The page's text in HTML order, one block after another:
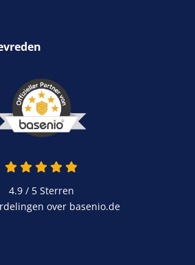
4.9 / 5Sterren
over basenio.de